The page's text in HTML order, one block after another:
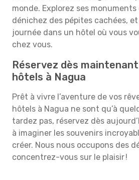
monde. Explorez ses
dénichez des pépites cachées,
journée dans un hôtel où vous
chez vous.
Réservez dès
hôtels à Nagua
Prêt à vivre l’aventure de vos
hôtels à Nagua ne sont qu’à
tardez pas, réservez dès
à imaginer les souvenirs
créer. Nous nous occupons des
concentrez-vous sur le plaisir !